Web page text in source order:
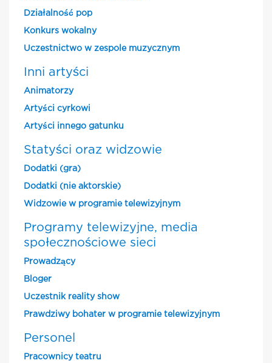
Działalność pop
Konkurs wokalny
Uczestnictwo w zespole muzycznym
Inni artyści
Animatorzy
Artyści cyrkowi
Artyści innego gatunku
Statyści oraz widzowie
Dodatki (gra)
Dodatki (nie aktorskie)
Widzowie w programie telewizyjnym
Programy telewizyjne, media
społecznościowe sieci
Prowadzący
Bloger
Uczestnik reality show
Prawdziwy bohater w programie telewizyjnym
Personel
Pracownicy teatru